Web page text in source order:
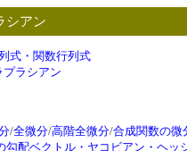
シアン
式・関数行列式
プラシアン
/全微分/高階全微分/合成関数の微
勾配ベクトル・ヤコビアン・ヘッ